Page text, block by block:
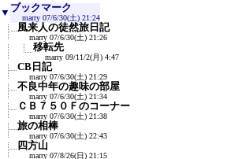
▼ ブックマーク
marry 07/6/30(土) 21:24
風来人の徒然旅日記
marry 07/6/30(土) 21:26
移転先
marry 09/11/2(月) 4:47
CB日記
marry 07/6/30(土) 21:29
不良中年の趣味の部屋
marry 07/6/30(土) 21:34
ＣＢ７５０Ｆのコーナー
marry 07/6/30(土) 21:38
旅の相棒
marry 07/6/30(土) 22:43
四方山
marry 07/8/26(日) 21:15